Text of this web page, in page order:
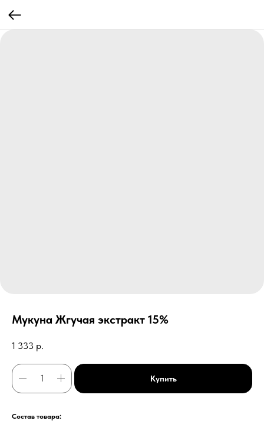
Мукуна Жгучая экстракт 15%
1 333 р.
Купить
Состав товара: